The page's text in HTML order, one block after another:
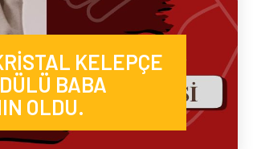
KELEPÇE
BABA
OLDU.